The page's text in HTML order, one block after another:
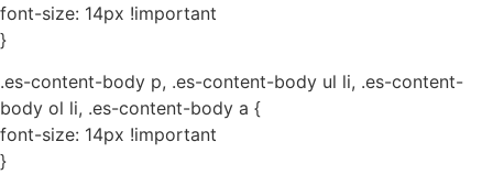
font-size: 14px !important
}
.es-content-body p, .es-content-body ul li, .es-content-
body ol li, .es-content-body a {
font-size: 14px !important
}